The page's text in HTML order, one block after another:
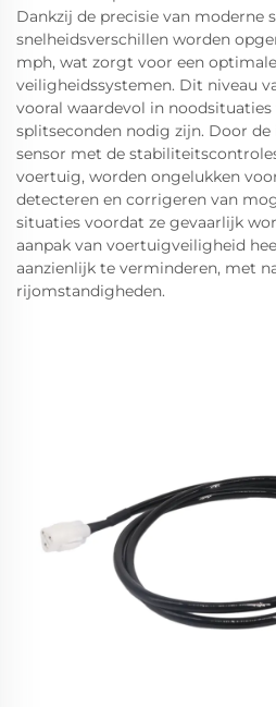
Dankzij de precisie van moderne
snelheidsverschillen worden
mph, wat zorgt voor een
veiligheidssystemen. Dit niveau
vooral waardevol in
splitseconden nodig zijn. Door
sensor met de
voertuig, worden ongelukken
detecteren en corrigeren van
situaties voordat ze gevaarlijk
aanpak van voertuigveiligheid
aanzienlijk te verminderen, met
rijomstandigheden.